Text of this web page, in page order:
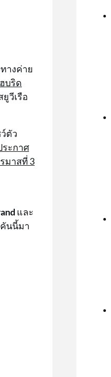
างค่าย
บริด
วีเรือ
ตัว
ะกาศ
มาสที่ 3
และ
นนี้มา